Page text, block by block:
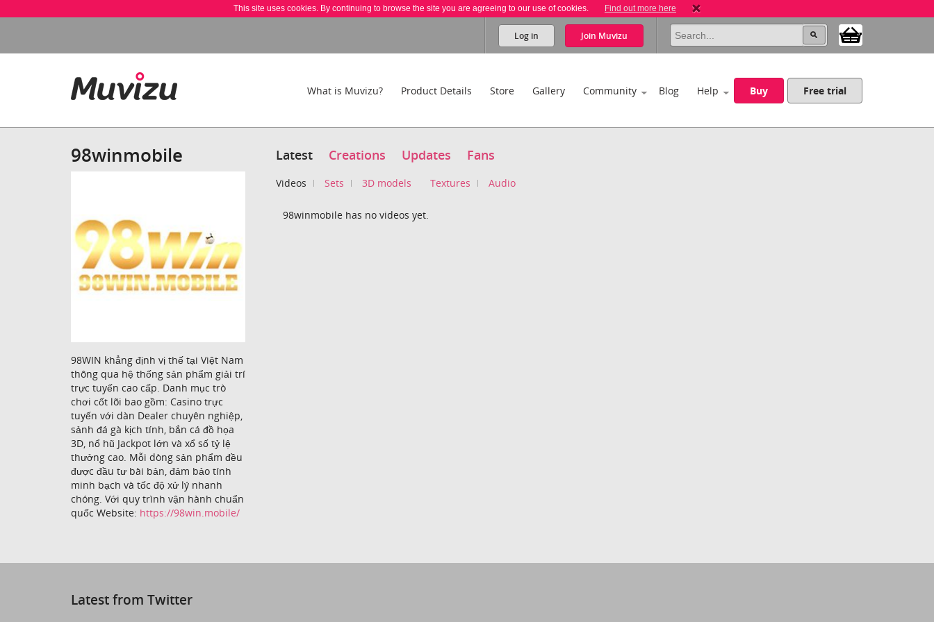
This site uses cookies. By continuing to browse the site you are agreeing to our use of cookies. Find out more here
Log in Join Muvizu
What is Muvizu? Product Details Store Gallery Community Blog Help Buy Free trial
98winmobile
98WIN khẳng định vị thế tại Việt Nam
thông qua hệ thống sản phẩm giải trí
trực tuyến cao cấp. Danh mục trò
chơi cốt lõi bao gồm: Casino trực
tuyến với dàn Dealer chuyên nghiệp,
sảnh đá gà kịch tính, bắn cá đồ họa
3D, nổ hũ Jackpot lớn và xổ số tỷ lệ
thưởng cao. Mỗi dòng sản phẩm đều
được đầu tư bài bản, đảm bảo tính
minh bạch và tốc độ xử lý nhanh
chóng. Với quy trình vận hành chuẩn
quốc Website: https://98win.mobile/
Latest Creations Updates Fans
Videos Sets 3D models Textures Audio
98winmobile has no videos yet.
Latest from Twitter